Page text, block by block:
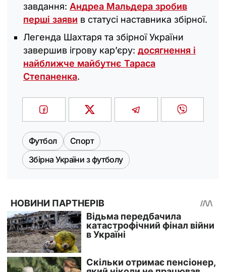
завдання: Андреа Мальдера зробив
перші заяви в статусі наставника збірної.
Легенда Шахтаря та збірної України
завершив ігрову кар’єру: досягнення і
найближче майбутнє Тараса
Степаненка.
Футбол
Спорт
Збірна України з футболу